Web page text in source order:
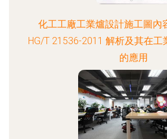
化工工廠工業爐設計施工圖內
HG/T 21536-2011 解析及其在工
的應用